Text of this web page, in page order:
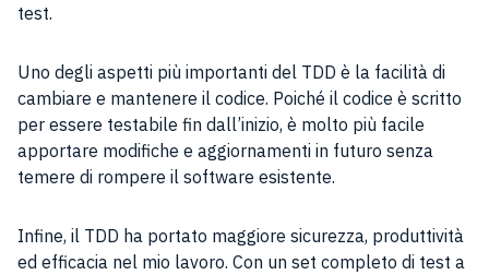
test.
Uno degli aspetti più importanti del TDD è la facilità di
cambiare e mantenere il codice. Poiché il codice è scritto
per essere testabile fin dall’inizio, è molto più facile
apportare modifiche e aggiornamenti in futuro senza
temere di rompere il software esistente.
Infine, il TDD ha portato maggiore sicurezza, produttività
ed efficacia nel mio lavoro. Con un set completo di test a